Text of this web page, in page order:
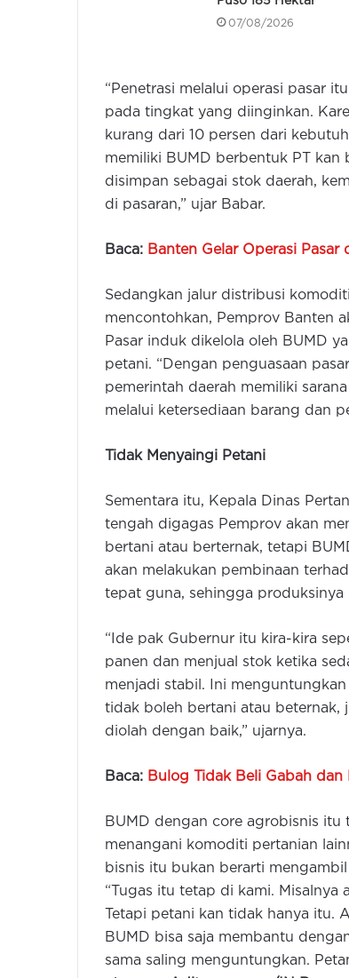
07/08/2026
“Penetrasi melalui operasi pasar
pada tingkat yang diinginkan.
kurang dari 10 persen dari
memiliki BUMD berbentuk PT kan
disimpan sebagai stok daerah,
di pasaran,” ujar Babar.
Baca: Banten Gelar Operasi Pasar
Sedangkan jalur distribusi
mencontohkan, Pemprov Banten
Pasar induk dikelola oleh BUMD
petani. “Dengan penguasaan
pemerintah daerah memiliki
melalui ketersediaan barang dan
Tidak Menyaingi Petani
Sementara itu, Kepala Dinas
tengah digagas Pemprov akan
bertani atau berternak, tetapi
akan melakukan pembinaan
tepat guna, sehingga produksinya
“Ide pak Gubernur itu kira-kira
panen dan menjual stok ketika
menjadi stabil. Ini
tidak boleh bertani atau beternak,
diolah dengan baik,” ujarnya.
Baca: Bulog Tidak Beli Gabah dan
BUMD dengan core agrobisnis
menangani komoditi pertanian
bisnis itu bukan berarti
“Tugas itu tetap di kami.
Tetapi petani kan tidak hanya itu.
BUMD bisa saja membantu
sama saling menguntungkan.